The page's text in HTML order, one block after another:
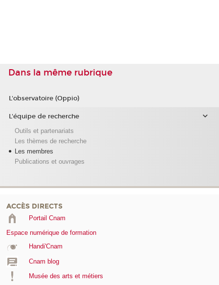
Dans la même rubrique
L'observatoire (Oppio)
L'équipe de recherche
Outils et partenariats
Les thèmes de recherche
Les membres
Publications et ouvrages
ACCÈS DIRECTS
Portail Cnam
Espace numérique de formation
Handi'Cnam
Cnam blog
Musée des arts et métiers